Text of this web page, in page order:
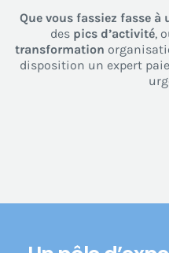
Que vous fassiez fasse à
des pics d’activité,
transformation
disposition un expert